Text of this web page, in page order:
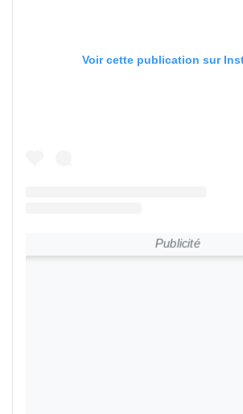
Voir cette publication sur
Publicité